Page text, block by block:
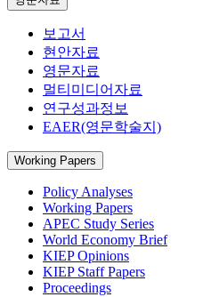
보고서
현안자료
영문자료
멀티미디어자료
연구성과정보
EAER(영문학술지)
Working Papers
Policy Analyses
Working Papers
APEC Study Series
World Economy Brief
KIEP Opinions
KIEP Staff Papers
Proceedings